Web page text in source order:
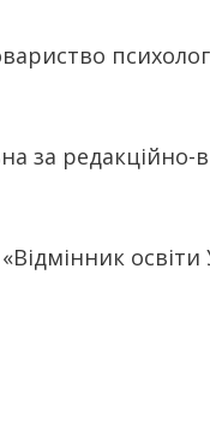
за редакційно-